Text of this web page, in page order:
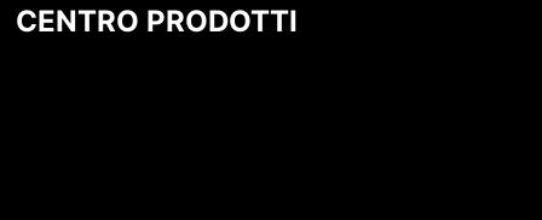
CENTRO PRODOTTI